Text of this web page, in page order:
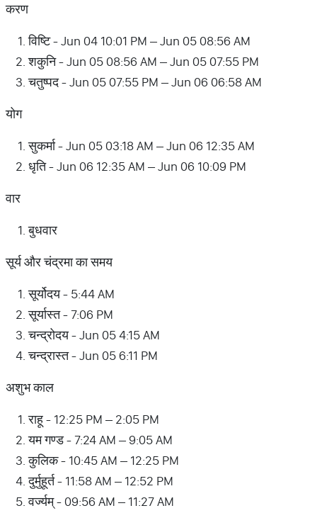
करण
विष्टि - Jun 04 10:01 PM – Jun 05 08:56 AM
शकुनि - Jun 05 08:56 AM – Jun 05 07:55 PM
चतुष्पद - Jun 05 07:55 PM – Jun 06 06:58 AM
योग
सुकर्मा - Jun 05 03:18 AM – Jun 06 12:35 AM
धृति - Jun 06 12:35 AM – Jun 06 10:09 PM
वार
बुधवार
सूर्य और चंद्रमा का समय
सूर्योदय - 5:44 AM
सूर्यास्त - 7:06 PM
चन्द्रोदय - Jun 05 4:15 AM
चन्द्रास्त - Jun 05 6:11 PM
अशुभ काल
राहू - 12:25 PM – 2:05 PM
यम गण्ड - 7:24 AM – 9:05 AM
कुलिक - 10:45 AM – 12:25 PM
दुर्मुहूर्त - 11:58 AM – 12:52 PM
वर्ज्यम् - 09:56 AM – 11:27 AM